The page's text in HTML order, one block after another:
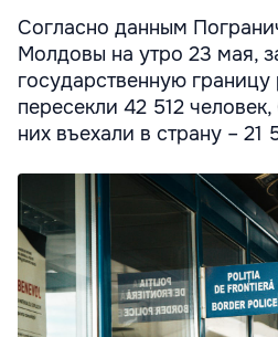
Согласно данным
Молдовы на утро 23 мая,
государственную границу
пересекли 42 512
них въехали в страну – 21